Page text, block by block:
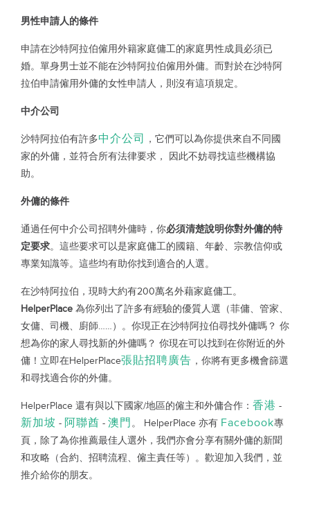
男性申請人的條件
申請在沙特阿拉伯僱用外籍家庭傭工的家庭男性成員必須已
婚。單身男士並不能在沙特阿拉伯僱用外傭。而對於在沙特阿
拉伯申請僱用外傭的女性申請人，則沒有這項規定。
中介公司
沙特阿拉伯有許多中介公司
，它們可以為你提供來自不同國
家的外傭，並符合所有法律要求，
因此不妨尋找這些機構協
助。
外傭的條件
通過任何中介公司招聘外傭時，你必須清楚說明你對外傭的特
定要求。這些要求可以是家庭傭工的國籍、年齡、宗教信仰或
專業知識等。這些均有助你找到適合的人選。
在沙特阿拉伯，現時大約有200萬名外藉家庭傭工。
HelperPlace 為你列出了許多有經驗的優質人選（菲傭、管家、
女傭、司機、廚師……）。你現正在沙特阿拉伯尋找外傭嗎？ 你
想為你的家人尋找新的外傭嗎？ 你現在可以找到在你附近的外
傭！立即在HelperPlace張貼招聘廣告 ，你將有更多機會篩選
和尋找適合你的外傭。
HelperPlace 還有與以下國家/地區的僱主和外傭合作： 香港 -
新加坡 - 阿聯酋 - 澳門 。 HelperPlace 亦有 Facebook專
頁，除了為你推薦最佳人選外，我們亦會分享有關外傭的新聞
和攻略（合約、招聘流程、僱主責任等）。歡迎加入我們，並
推介給你的朋友。